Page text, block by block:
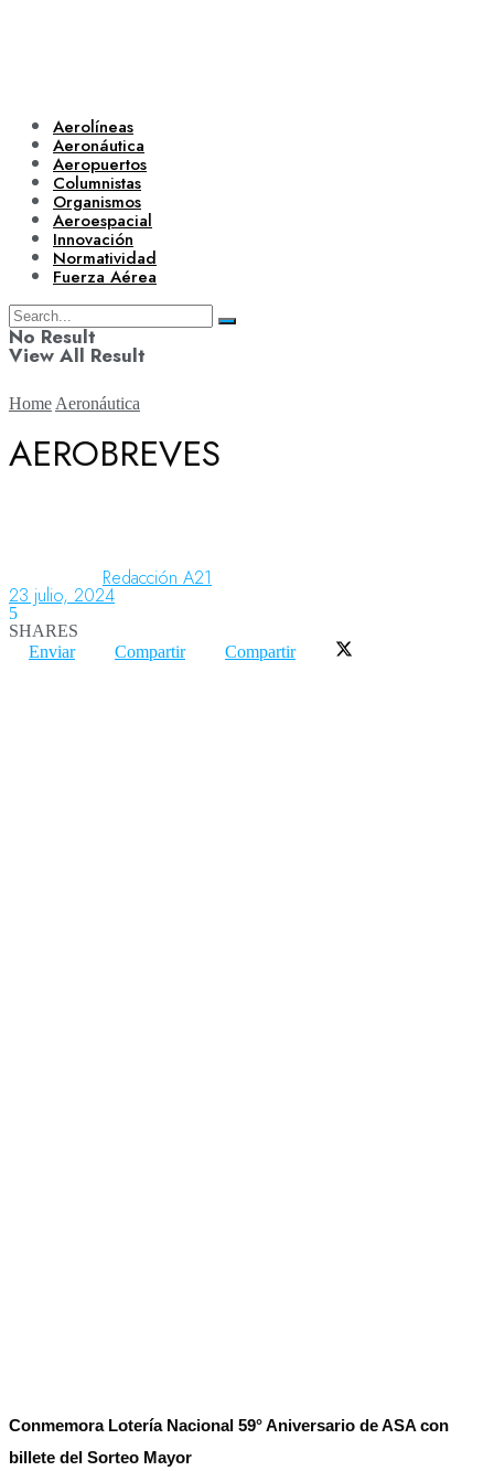
Aerolíneas
Aeronáutica
Aeropuertos
Columnistas
Organismos
Aeroespacial
Innovación
Normatividad
Fuerza Aérea
No Result
View All Result
Aeronáutica
Aeropuertos
Home Aeronáutica
AEROBREVES
Redacción A21
23 julio, 2024
5
SHARES
Enviar
Compartir Compartir
Conmemora Lotería Nacional 59° Aniversario de ASA con
billete del Sorteo Mayor